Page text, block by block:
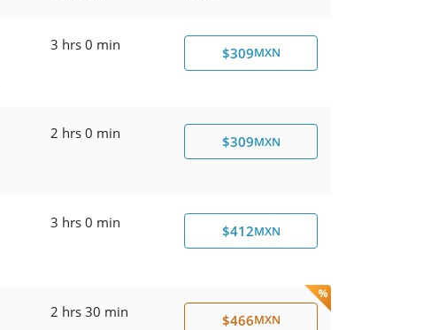
3 hrs 0 min $309MXN
2 hrs 0 min $309MXN
3 hrs 0 min $412MXN
2 hrs 30 min $466MXN